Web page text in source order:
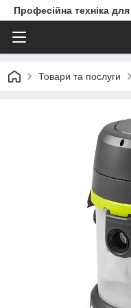
Професійна техніка
Товари та послуги